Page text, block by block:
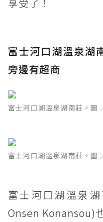
享受了！
富士河口湖溫泉湖
旁邊有超商
富士河口湖溫泉湖南莊。圖
富士河口湖溫泉湖南莊。圖
富士河口湖溫泉
Onsen Konansou)